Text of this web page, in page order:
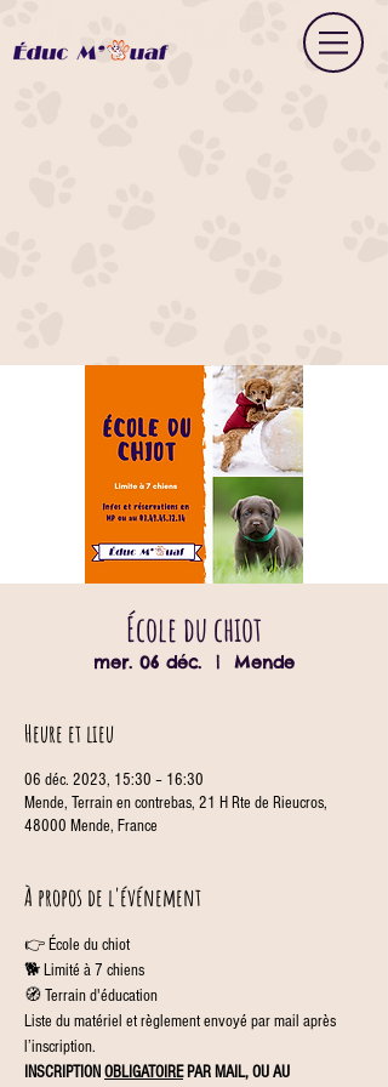
École du chiot
mer. 06 déc.
  |
Mende
Heure et lieu
06 déc. 2023, 15:30 – 16:30
Mende, Terrain en contrebas, 21 H Rte de Rieucros,
48000 Mende, France
À propos de l'événement
👉 École du chiot
🐕 Limité à 7 chiens
🧭 Terrain d'éducation
Liste du matériel et règlement envoyé par mail après
l’inscription.
INSCRIPTION OBLIGATOIRE PAR MAIL, OU AU